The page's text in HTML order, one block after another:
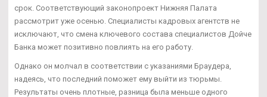
срок. Соответствующий законопроект Нижняя Палата
рассмотрит уже осенью. Специалисты кадровых агентств не
исключают, что смена ключевого состава специалистов Дойче
Банка может позитивно повлиять на его работу.
Однако он молчал в соответствии с указаниями Браудера,
надеясь, что последний поможет ему выйти из тюрьмы.
Результаты очень плотные, разница была меньше одного